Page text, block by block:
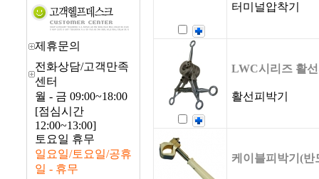
제휴문의
전화상담/고객만족
센터
월 - 금 09:00~18:00
[점심시간
12:00~13:00]
토요일 휴무
일요일/토요일/공휴
일 - 휴무
터미널압착기
LWC시리즈 활
활선피박기
케이블피박기(반